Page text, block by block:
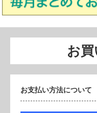
お
お支払い方法について